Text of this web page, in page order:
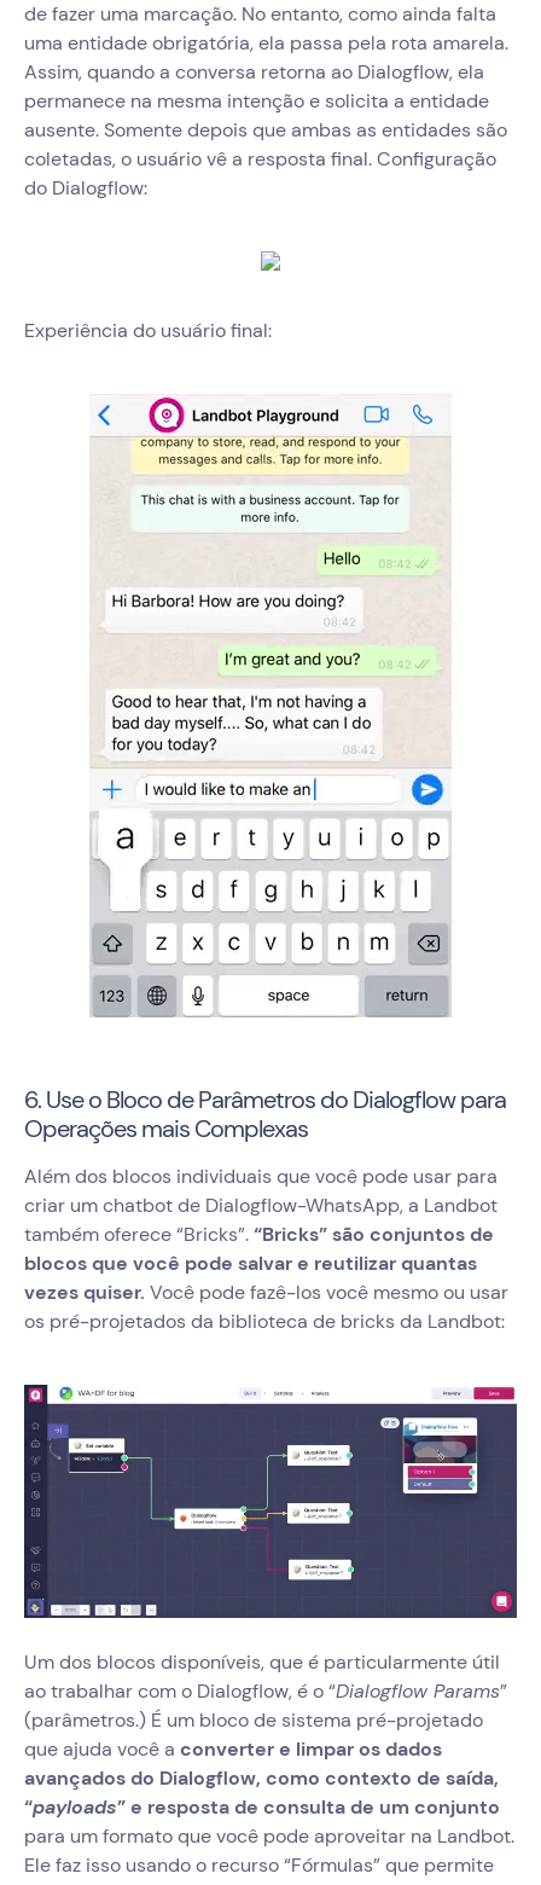
de fazer uma marcação. No entanto, como ainda falta
uma entidade obrigatória, ela passa pela rota amarela.
Assim, quando a conversa retorna ao Dialogflow, ela
permanece na mesma intenção e solicita a entidade
ausente. Somente depois que ambas as entidades são
coletadas, o usuário vê a resposta final. Configuração
do Dialogflow:
Experiência do usuário final:
6. Use o Bloco de Parâmetros do Dialogflow para
Operações mais Complexas
Além dos blocos individuais que você pode usar para
criar um chatbot de Dialogflow-WhatsApp, a Landbot
também oferece “Bricks”.“Bricks” são conjuntos de
blocos que você pode salvar e reutilizar quantas
vezes quiser. Você pode fazê-los você mesmo ou usar
os pré-projetados da biblioteca de bricks da Landbot:
Um dos blocos disponíveis, que é particularmente útil
ao trabalhar com o Dialogflow, é o “Dialogflow Params”
(parâmetros.) É um bloco de sistema pré-projetado
que ajuda você a converter e limpar os dados
avançados do Dialogflow, como contexto de saída,
“payloads” e resposta de consulta de um conjunto
para um formato que você pode aproveitar na Landbot.
Ele faz isso usando o recurso “Fórmulas” que permite